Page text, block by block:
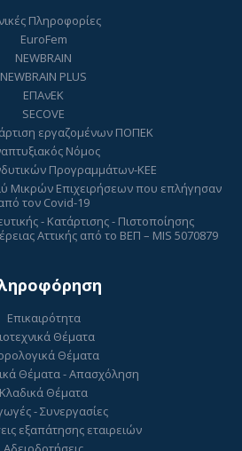
Πληροφορίες
EuroFem
NEWBRAIN
NEWBRAIN PLUS
ΕΠΑνΕΚ
SECOVE
εργαζομένων ΠΟΠΕΚ
Νόμος
Προγραμμάτων-ΚΕΕ
Μικρών Επιχειρήσεων που επλήγησαν
τον Covid-19
- Κατάρτισης - Πιστοποίησης
Αττικής από το ΒΕΠ – MIS 5070879
Επικαιρότητα
Θέματα
Θέματα
Θέματα - Απασχόληση
Κλαδικά Θέματα
- Συνεργασίες
εξαπάτησης εταιρειών